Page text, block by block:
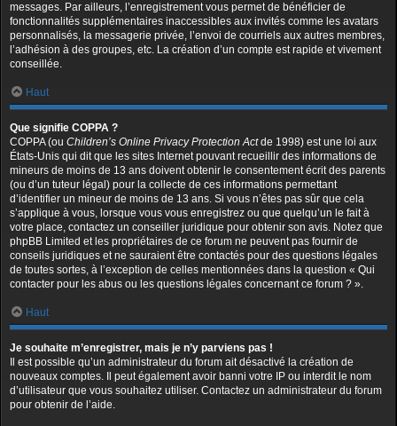
messages. Par ailleurs, l’enregistrement vous permet de bénéficier de
fonctionnalités supplémentaires inaccessibles aux invités comme les avatars
personnalisés, la messagerie privée, l’envoi de courriels aux autres membres,
l’adhésion à des groupes, etc. La création d’un compte est rapide et vivement
conseillée.
Haut
Que signifie COPPA ?
COPPA (ou Children’s Online Privacy Protection Actde 1998) est une loi aux
États-Unis qui dit que les sites Internet pouvant recueillir des informations de
mineurs de moins de 13 ans doivent obtenir le consentement écrit des parents
(ou d’un tuteur légal) pour la collecte de ces informations permettant
d’identifier un mineur de moins de 13 ans. Si vous n’êtes pas sûr que cela
s’applique à vous, lorsque vous vous enregistrez ou que quelqu’un le fait à
votre place, contactez un conseiller juridique pour obtenir son avis. Notez que
phpBB Limited et les propriétaires de ce forum ne peuvent pas fournir de
conseils juridiques et ne sauraient être contactés pour des questions légales
de toutes sortes, à l’exception de celles mentionnées dans la question « Qui
contacter pour les abus ou les questions légales concernant ce forum ? ».
Haut
Je souhaite m’enregistrer, mais je n’y parviens pas !
Il est possible qu’un administrateur du forum ait désactivé la création de
nouveaux comptes. Il peut également avoir banni votre IP ou interdit le nom
d’utilisateur que vous souhaitez utiliser. Contactez un administrateur du forum
pour obtenir de l’aide.